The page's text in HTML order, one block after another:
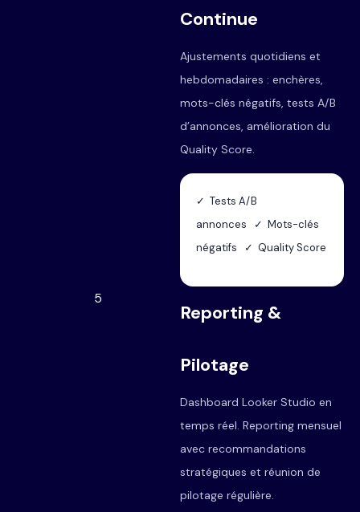
Continue
Ajustements quotidiens et
hebdomadaires : enchères,
mots-clés négatifs, tests A/B
d’annonces, amélioration du
Quality Score.
✓ Tests A/B
annonces ✓ Mots-clés
négatifs ✓ Quality Score
5
Reporting &
Pilotage
Dashboard Looker Studio en
temps réel. Reporting mensuel
avec recommandations
stratégiques et réunion de
pilotage régulière.